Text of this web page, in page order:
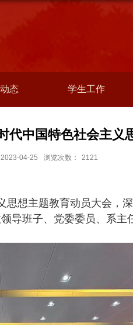
态 学生工作
代中国特色社会主义
04-25 浏览次数： 2121
想主题教育动员大会，
导班子、党委委员、系